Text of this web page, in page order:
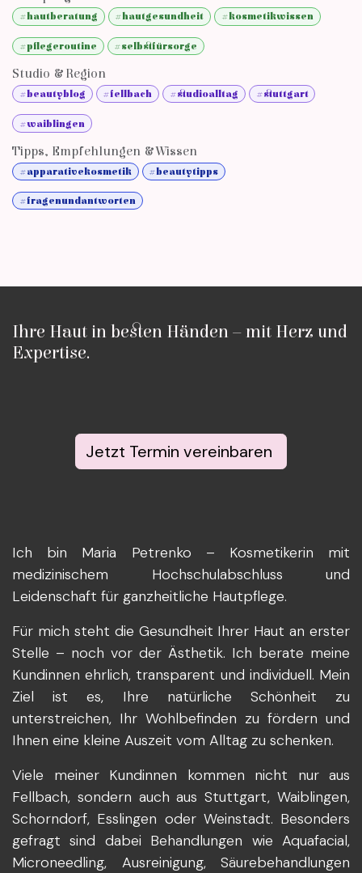
#hautberatung #hautgesundheit #kosmetikwissen
#pflegeroutine #selbstfürsorge
Studio & Region
#beautyblog #fellbach #studioalltag #stuttgart
#waiblingen
Tipps, Empfehlungen & Wissen
#apparativekosmetik #beautytipps
#fragenundantworten
Ihre Haut in besten Händen – mit Herz und
Expertise.
Jetzt Termin vereinbaren
Ich bin Maria Petrenko – Kosmetikerin mit
medizinischem Hochschulabschluss und
Leidenschaft für ganzheitliche Hautpflege.
Für mich steht die Gesundheit Ihrer Haut an erster
Stelle – noch vor der Ästhetik. Ich berate meine
Kundinnen ehrlich, transparent und individuell. Mein
Ziel ist es, Ihre natürliche Schönheit zu
unterstreichen, Ihr Wohlbefinden zu fördern und
Ihnen eine kleine Auszeit vom Alltag zu schenken.
Viele meiner Kundinnen kommen nicht nur aus
Fellbach, sondern auch aus Stuttgart, Waiblingen,
Schorndorf, Esslingen oder Weinstadt. Besonders
gefragt sind dabei Behandlungen wie Aquafacial,
Microneedling, Ausreinigung, Säurebehandlungen